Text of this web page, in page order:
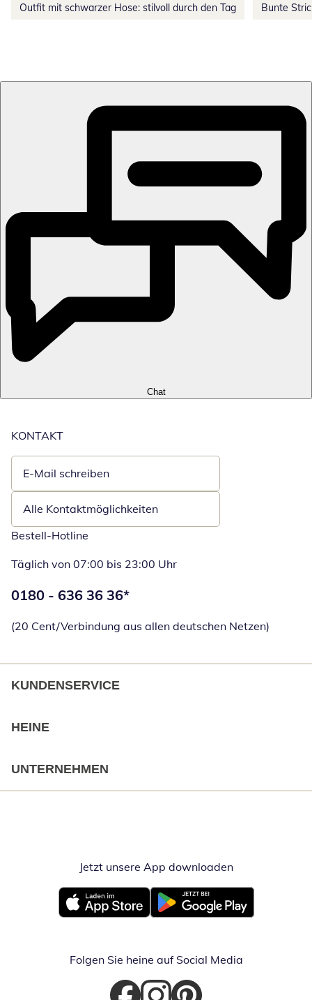
Outfit mit schwarzer Hose: stilvoll durch den Tag Bunte
Chat
KONTAKT
E-Mail schreiben
Öffnet E-Mail-Client
Alle Kontaktmöglichkeiten
Bestell-Hotline
Täglich von 07:00 bis 23:00 Uhr
Telefonnummer:
0180 - 636 36 36*
(20 Cent/Verbindung aus allen deutschen Netzen)
KUNDENSERVICE
HEINE
UNTERNEHMEN
Jetzt unsere App downloadenÖffnet in
Öffnet in neuem FensterÖffnet in neuem Fenster
Folgen Sie heine auf Social Media